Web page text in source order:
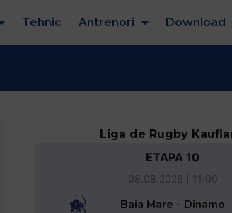
Tehnic Antrenori Download
Liga de Rugby
ETAPA 10
08.08.2026 | 11:00
Baia Mare - Dinamo